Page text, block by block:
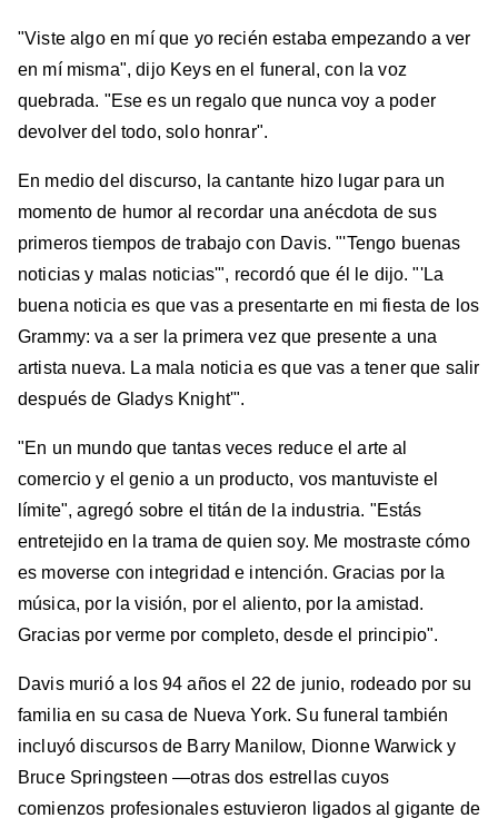
"Viste algo en mí que yo recién estaba empezando a ver
en mí misma", dijo Keys en el funeral, con la voz
quebrada. "Ese es un regalo que nunca voy a poder
devolver del todo, solo honrar".
En medio del discurso, la cantante hizo lugar para un
momento de humor al recordar una anécdota de sus
primeros tiempos de trabajo con Davis. "'Tengo buenas
noticias y malas noticias'", recordó que él le dijo. "'La
buena noticia es que vas a presentarte en mi fiesta de los
Grammy: va a ser la primera vez que presente a una
artista nueva. La mala noticia es que vas a tener que salir
después de Gladys Knight'".
"En un mundo que tantas veces reduce el arte al
comercio y el genio a un producto, vos mantuviste el
límite", agregó sobre el titán de la industria. "Estás
entretejido en la trama de quien soy. Me mostraste cómo
es moverse con integridad e intención. Gracias por la
música, por la visión, por el aliento, por la amistad.
Gracias por verme por completo, desde el principio".
Davis murió a los 94 años el 22 de junio, rodeado por su
familia en su casa de Nueva York. Su funeral también
incluyó discursos de Barry Manilow, Dionne Warwick y
Bruce Springsteen —otras dos estrellas cuyos
comienzos profesionales estuvieron ligados al gigante de